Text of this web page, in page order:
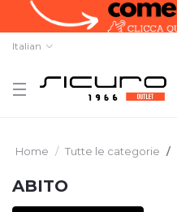
Italian
Home Tutte le categorie
ABITO